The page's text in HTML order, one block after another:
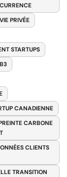
PRIVÉE
STARTUPS
CANADIENNE
CARBONE
CLIENTS
TRANSITION